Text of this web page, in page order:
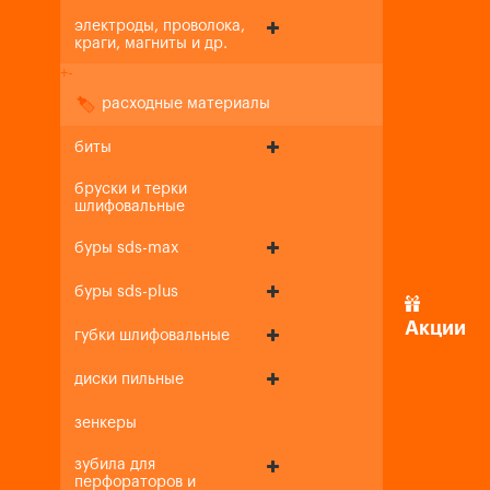
электроды, проволока,
краги, магниты и др.
+-
расходные материалы
биты
бруски и терки
шлифовальные
буры sds-max
буры sds-plus
губки шлифовальные
диски пильные
зенкеры
зубила для
перфораторов и
Акции